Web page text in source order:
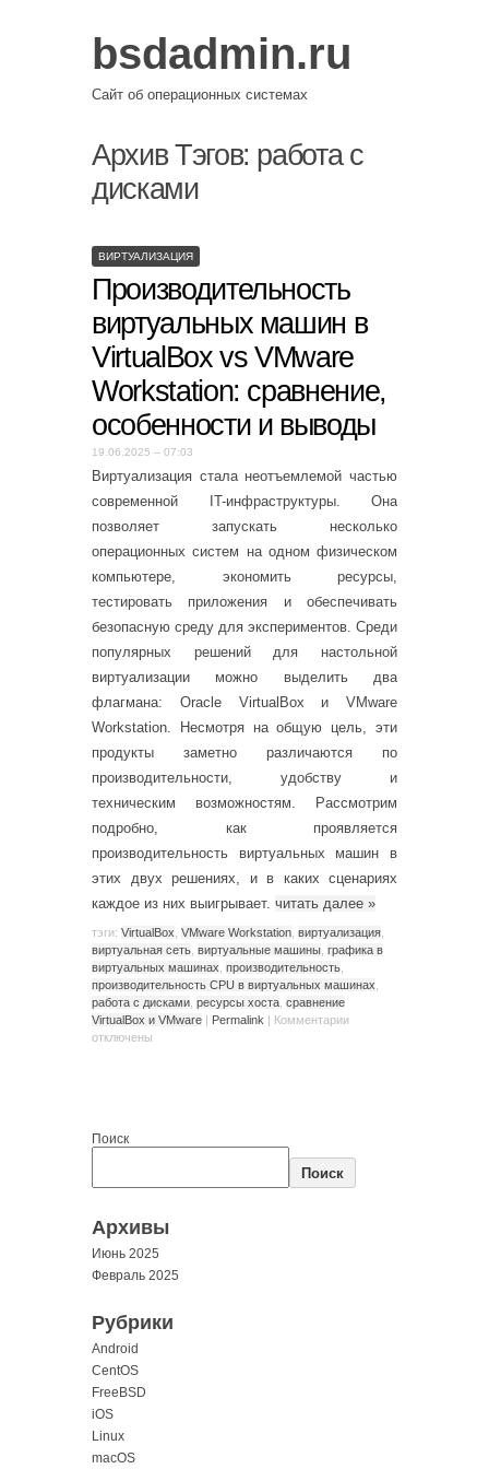
bsdadmin.ru
Сайт об операционных системах
Архив Тэгов: работа с
дисками
ВИРТУАЛИЗАЦИЯ
Производительность
виртуальных машин в
VirtualBox vs VMware
Workstation: сравнение,
особенности и выводы
19.06.2025 – 07:03
Виртуализация стала неотъемлемой частью
современной IT-инфраструктуры. Она
позволяет запускать несколько
операционных систем на одном физическом
компьютере, экономить ресурсы,
тестировать приложения и обеспечивать
безопасную среду для экспериментов. Среди
популярных решений для настольной
виртуализации можно выделить два
флагмана: Oracle VirtualBox и VMware
Workstation. Несмотря на общую цель, эти
продукты заметно различаются по
производительности, удобству и
техническим возможностям. Рассмотрим
подробно, как проявляется
производительность виртуальных машин в
этих двух решениях, и в каких сценариях
каждое из них выигрывает. читать далее »
тэги: VirtualBox VMware Workstation виртуализация
виртуальная сеть виртуальные машины графика в
виртуальных машинах производительность
производительность CPU в виртуальных машинах
работа с дисками ресурсы хоста сравнение
VirtualBox и VMware | Permalink | Комментарии
отключены
Поиск
Поиск
Архивы
Июнь 2025
Февраль 2025
Рубрики
Android
CentOS
FreeBSD
iOS
Linux
macOS